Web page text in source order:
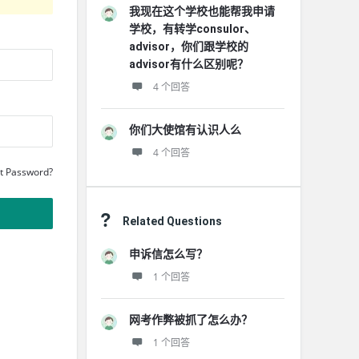
Password?
我现在这个学校也能帮我申请
学校，有转学consulor、
advisor，你们跟学校的
advisor有什么区别呢？
4 个回答
你们大使馆有认识人么
4 个回答
Related Questions
申诉信怎么写？
1 个回答
网考作弊被抓了怎么办？
1 个回答